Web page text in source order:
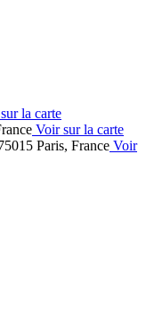
la carte
Voir sur la carte
Paris, France Voir